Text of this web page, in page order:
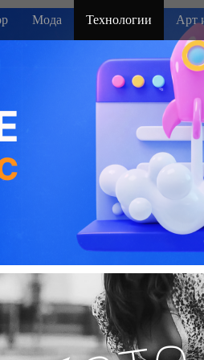
Мода Технологии Арт